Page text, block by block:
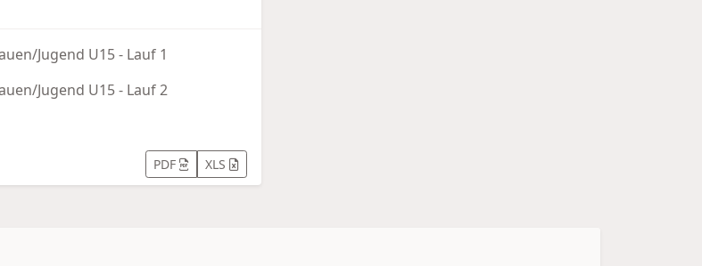
Jugend U15 - Lauf 1
Jugend U15 - Lauf 2
PDF XLS